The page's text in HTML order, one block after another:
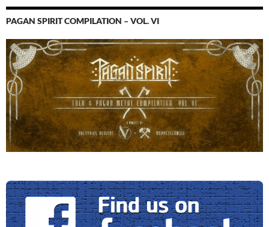
PAGAN SPIRIT COMPILATION – VOL. VI